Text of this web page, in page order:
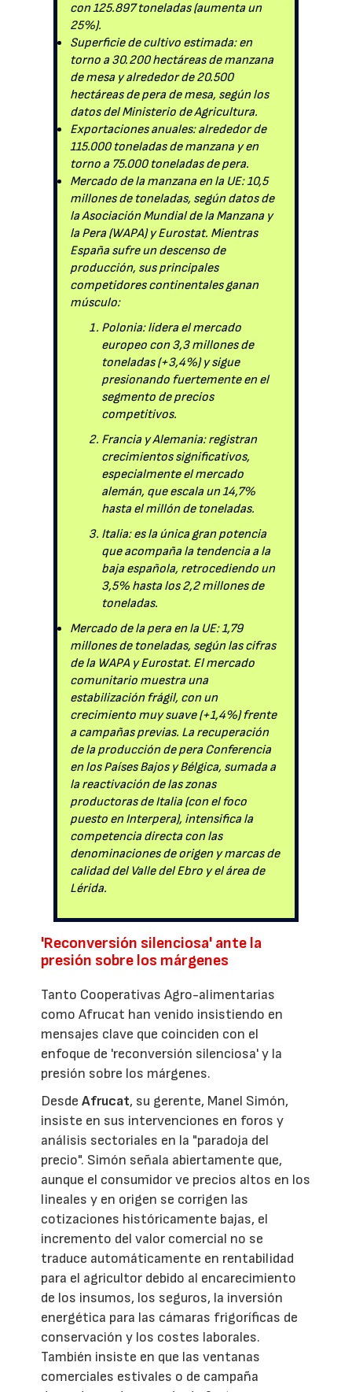
con 125.897 toneladas (aumenta un
25%).
Superficie de cultivo estimada: en
torno a 30.200 hectáreas de manzana
de mesa y alrededor de 20.500
hectáreas de pera de mesa, según los
datos del Ministerio de Agricultura.
Exportaciones anuales: alrededor de
115.000 toneladas de manzana y en
torno a 75.000 toneladas de pera.
Mercado de la manzana en la UE: 10,5
millones de toneladas, según datos de
la Asociación Mundial de la Manzana y
la Pera (WAPA) y Eurostat. Mientras
España sufre un descenso de
producción, sus principales
competidores continentales ganan
músculo:
Polonia: lidera el mercado
europeo con 3,3 millones de
toneladas (+3,4%) y sigue
presionando fuertemente en el
segmento de precios
competitivos.
Francia y Alemania: registran
crecimientos significativos,
especialmente el mercado
alemán, que escala un 14,7%
hasta el millón de toneladas.
Italia: es la única gran potencia
que acompaña la tendencia a la
baja española, retrocediendo un
3,5% hasta los 2,2 millones de
toneladas.
Mercado de la pera en la UE: 1,79
millones de toneladas, según las cifras
de la WAPA y Eurostat. El mercado
comunitario muestra una
estabilización frágil, con un
crecimiento muy suave (+1,4%) frente
a campañas previas. La recuperación
de la producción de pera Conferencia
en los Países Bajos y Bélgica, sumada a
la reactivación de las zonas
productoras de Italia (con el foco
puesto en Interpera), intensifica la
competencia directa con las
denominaciones de origen y marcas de
calidad del Valle del Ebro y el área de
Lérida.
'Reconversión silenciosa' ante la
presión sobre los márgenes
Tanto Cooperativas Agro-alimentarias
como Afrucat han venido insistiendo en
mensajes clave que coinciden con el
enfoque de 'reconversión silenciosa' y la
presión sobre los márgenes.
DesdeAfrucat, su gerente, Manel Simón,
insiste en sus intervenciones en foros y
análisis sectoriales en la "paradoja del
precio". Simón señala abiertamente que,
aunque el consumidor ve precios altos en los
lineales y en origen se corrigen las
cotizaciones históricamente bajas, el
incremento del valor comercial no se
traduce automáticamente en rentabilidad
para el agricultor debido al encarecimiento
de los insumos, los seguros, la inversión
energética para las cámaras frigoríficas de
conservación y los costes laborales.
También insiste en que las ventanas
comerciales estivales o de campaña